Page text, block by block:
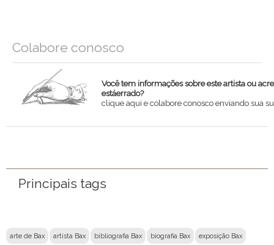
Colabore conosco
Você tem informações sobre este artista ou
estáerrado?
clique aqui e colabore conosco enviando sua
Principais tags
arte de Bax artista Bax bibliografia Bax biografia Bax exposição Bax